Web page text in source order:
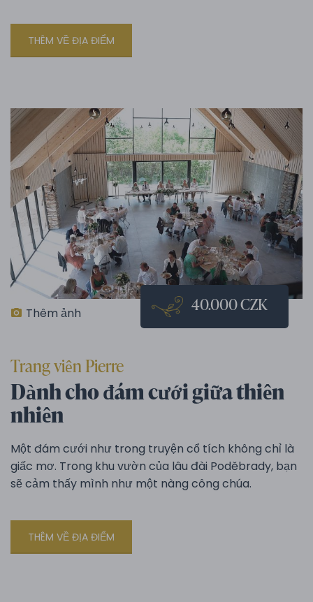
THÊM VỀ ĐỊA ĐIỂM
Thêm ảnh 40.000 CZK
Trang viên Pierre
Dành cho đám cưới giữa thiên
nhiên
Một đám cưới như trong truyện cổ tích không chỉ là
giấc mơ. Trong khu vườn của lâu đài Poděbrady, bạn
sẽ cảm thấy mình như một nàng công chúa.
THÊM VỀ ĐỊA ĐIỂM